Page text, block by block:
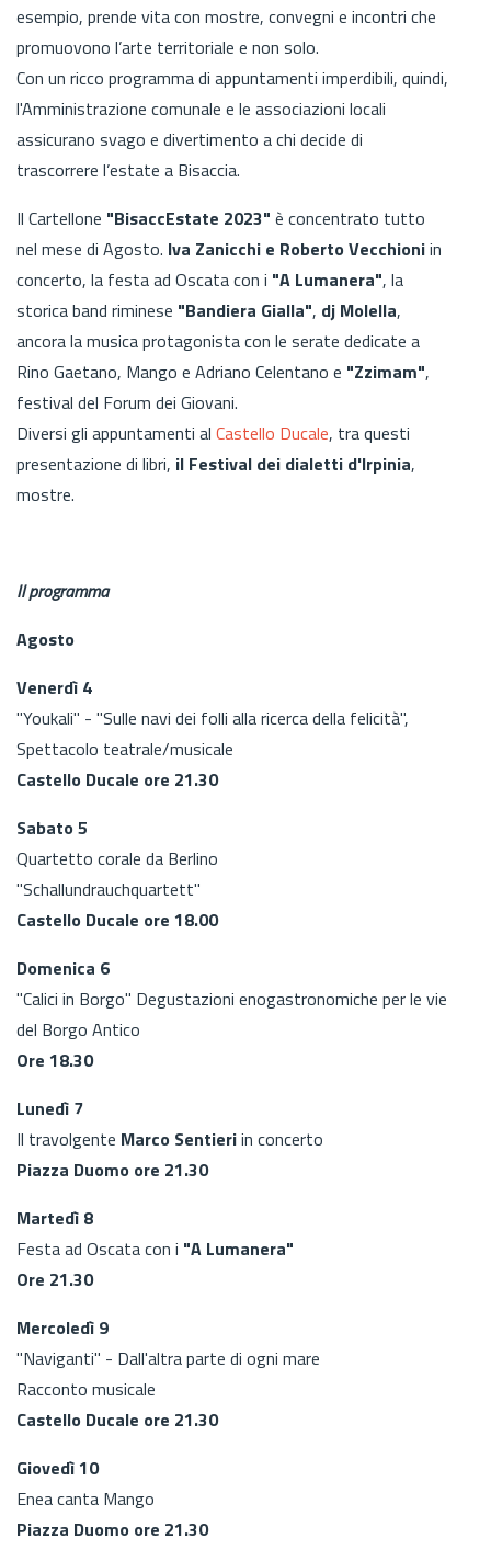
esempio, prende vita con mostre, convegni e incontri che
promuovono l’arte territoriale e non solo.
Con un ricco programma di appuntamenti imperdibili, quindi,
l'Amministrazione comunale e le associazioni locali
assicurano svago e divertimento a chi decide di
trascorrere l’estate a Bisaccia.
Il Cartellone "BisaccEstate 2023" è concentrato tutto
nel mese di Agosto. Iva Zanicchi e Roberto Vecchioniin
concerto, la festa ad Oscata con i "A Lumanera", la
storica band riminese "Bandiera Gialla", dj Molella,
ancora la musica protagonista con le serate dedicate a
Rino Gaetano, Mango e Adriano Celentano e "Zzimam",
festival del Forum dei Giovani.
Diversi gli appuntamenti al Castello Ducale, tra questi
presentazione di libri, il Festival dei dialetti d'Irpinia,
mostre.
Il programma
Agosto
Venerdì 4
"Youkali" - "Sulle navi dei folli alla ricerca della felicità",
Spettacolo teatrale/musicale
Castello Ducale ore 21.30
Sabato 5
Quartetto corale da Berlino
"Schallundrauchquartett"
Castello Ducale ore 18.00
Domenica 6
"Calici in Borgo" Degustazioni enogastronomiche per le vie
del Borgo Antico
Ore 18.30
Lunedì 7
Il travolgente Marco Sentieriin concerto
Piazza Duomo ore 21.30
Martedì 8
Festa ad Oscata con i "A Lumanera"
Ore 21.30
Mercoledì 9
"Naviganti" - Dall'altra parte di ogni mare
Racconto musicale
Castello Ducale ore 21.30
Giovedì 10
Enea canta Mango
Piazza Duomo ore 21.30